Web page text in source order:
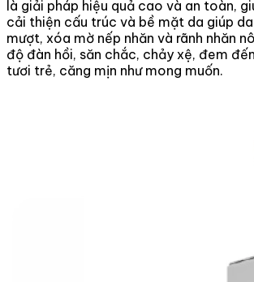
là giải pháp hiệu quả cao và an toàn,
cải thiện cấu trúc và bề mặt da giúp
mượt, xóa mờ nếp nhăn và rãnh nhăn
độ đàn hồi, săn chắc, chảy xệ, đem
tươi trẻ, căng mịn như mong muốn.